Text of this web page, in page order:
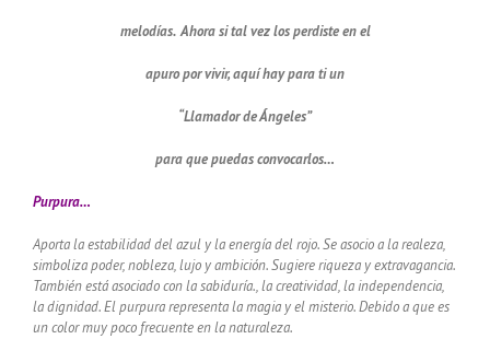
melodías. Ahora si tal vez los perdiste en el
apuro por vivir, aquí hay para ti un
“Llamador de Ángeles”
para que puedas convocarlos…
Purpura…
Aporta la estabilidad del azul y la energía del rojo.Se asocio a la realeza,
simboliza poder, nobleza, lujo y ambición.Sugiere riqueza y extravagancia.
También está asociado con la sabiduría., la creatividad, la independencia,
la dignidad.El purpura representa la magia y el misterio.Debido a que es
un color muy poco frecuente en la naturaleza.